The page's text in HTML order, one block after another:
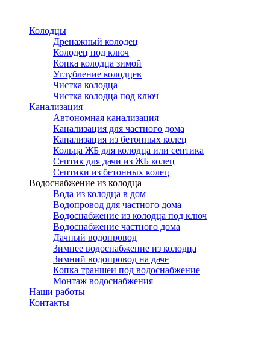
основному
содержанию
Колодцы
Дренажный колодец
Колодец под ключ
Копка колодца зимой
Углубление колодцев
Чистка колодца
Чистка колодца под ключ
Канализация
Автономная канализация
Канализация для частного дома
Канализация из бетонных колец
Кольца ЖБ для колодца или септика
Септик для дачи из ЖБ колец
Септики из бетонных колец
Водоснабжение из колодца
Вода из колодца в дом
Водопровод для частного дома
Водоснабжение из колодца под ключ
Водоснабжение частного дома
Дачный водопровод
Зимнее водоснабжение из колодца
Зимний водопровод на даче
Копка траншеи под водоснабжение
Монтаж водоснабжения
Наши работы
Контакты